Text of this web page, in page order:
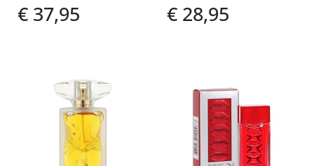
€ 37,95 € 28,95
Voeg
verlanglijst
Voeg
toe
aan
verlanglijst